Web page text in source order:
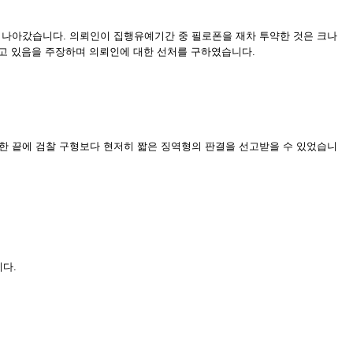
아갔습니다. 의뢰인이 집행유예기간 중 필로폰을 재차 투약한 것은 크나
있음을 주장하며 의뢰인에 대한 선처를 구하였습니다.
끝에 검찰 구형보다 현저히 짧은 징역형의 판결을 선고받을 수 있었습니
다.